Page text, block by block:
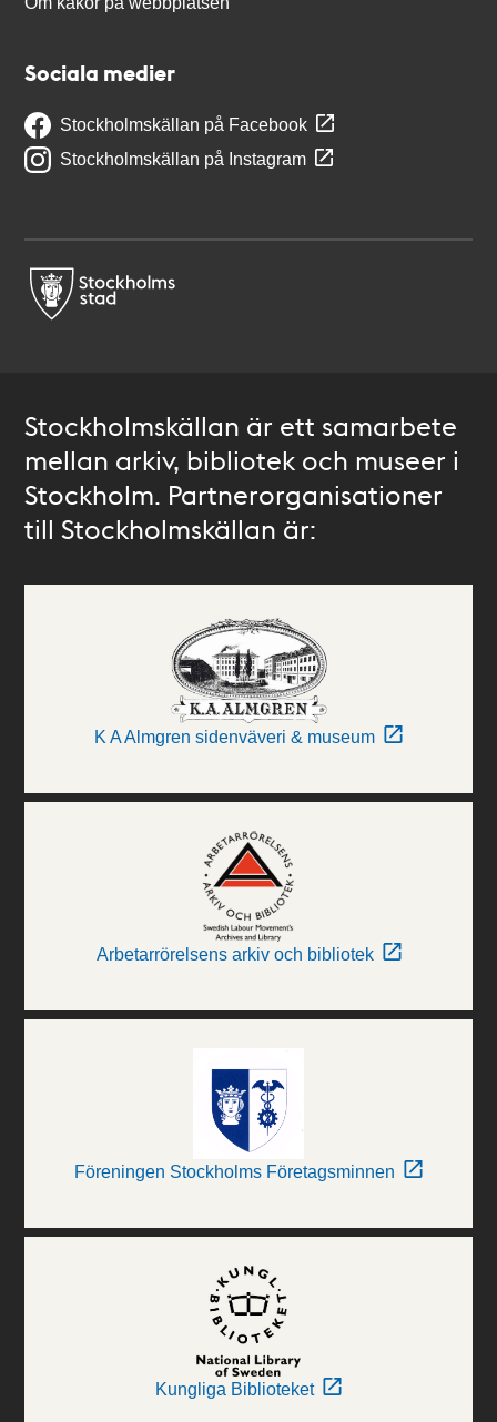
Sociala medier
Stockholmskällan på Facebook
Stockholmskällan på Instagram
Stockholmskällan är ett samarbete
mellan arkiv, bibliotek och museer i
Stockholm. Partnerorganisationer
till Stockholmskällan är:
K A Almgren sidenväveri & museum
Arbetarrörelsens arkiv och bibliotek
Föreningen Stockholms Företagsminnen
Kungliga Biblioteket